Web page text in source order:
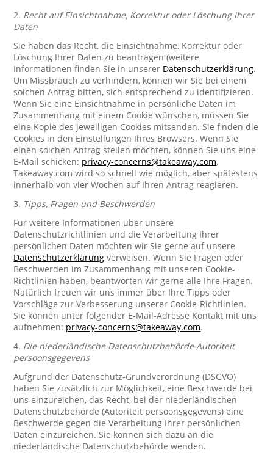
2. Recht auf Einsichtnahme, Korrektur oder Löschung Ihrer
Daten
Sie haben das Recht, die Einsichtnahme, Korrektur oder
Löschung Ihrer Daten zu beantragen (weitere
Informationen finden Sie in unserer Datenschutzerklärung.
Um Missbrauch zu verhindern, können wir Sie bei einem
solchen Antrag bitten, sich entsprechend zu identifizieren.
Wenn Sie eine Einsichtnahme in persönliche Daten im
Zusammenhang mit einem Cookie wünschen, müssen Sie
eine Kopie des jeweiligen Cookies mitsenden. Sie finden die
Cookies in den Einstellungen Ihres Browsers. Wenn Sie
einen solchen Antrag stellen möchten, können Sie uns eine
E-Mail schicken: privacy-concerns@takeaway.com.
Takeaway.com wird so schnell wie möglich, aber spätestens
innerhalb von vier Wochen auf Ihren Antrag reagieren.
3. Tipps, Fragen und Beschwerden
Für weitere Informationen über unsere
Datenschutzrichtlinien und die Verarbeitung Ihrer
persönlichen Daten möchten wir Sie gerne auf unsere
Datenschutzerklärung verweisen. Wenn Sie Fragen oder
Beschwerden im Zusammenhang mit unseren Cookie-
Richtlinien haben, beantworten wir gerne alle Ihre Fragen.
Natürlich freuen wir uns immer über Ihre Tipps oder
Vorschläge zur Verbesserung unserer Cookie-Richtlinien.
Sie können unter folgender E-Mail-Adresse Kontakt mit uns
aufnehmen: privacy-concerns@takeaway.com.
4. Die niederländische Datenschutzbehörde Autoriteit
persoonsgegevens
Aufgrund der Datenschutz-Grundverordnung (DSGVO)
haben Sie zusätzlich zur Möglichkeit, eine Beschwerde bei
uns einzureichen, das Recht, bei der niederländischen
Datenschutzbehörde (Autoriteit persoonsgegevens) eine
Beschwerde gegen die Verarbeitung Ihrer persönlichen
Daten einzureichen. Sie können sich dazu an die
niederländische Datenschutzbehörde wenden.